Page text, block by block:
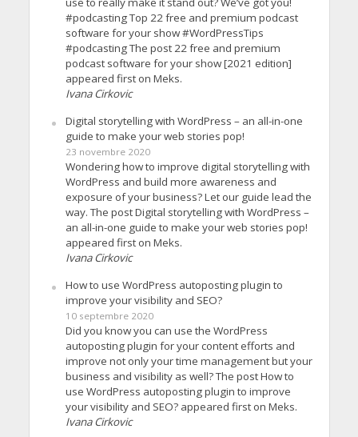
#podcasting Top 22 free and premium podcast
software for your show #WordPressTips
#podcasting The post 22 free and premium
podcast software for your show [2021 edition]
appeared first on Meks.
Ivana Cirkovic
Digital storytelling with WordPress – an all-in-one
guide to make your web stories pop!
23 novembre 2020
Wondering how to improve digital storytelling with
WordPress and build more awareness and
exposure of your business? Let our guide lead the
way. The post Digital storytelling with WordPress –
an all-in-one guide to make your web stories pop!
appeared first on Meks.
Ivana Cirkovic
How to use WordPress autoposting plugin to
improve your visibility and SEO?
10 septembre 2020
Did you know you can use the WordPress
autoposting plugin for your content efforts and
improve not only your time management but your
business and visibility as well? The post How to
use WordPress autoposting plugin to improve
your visibility and SEO? appeared first on Meks.
Ivana Cirkovic